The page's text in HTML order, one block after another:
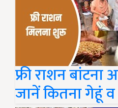
फ्री राशन
जानें कितना गेहूं